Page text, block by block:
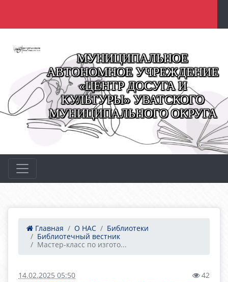
МУНИЦИПАЛЬНОЕ
АВТОНОМНОЕ УЧРЕЖДЕНИЕ
«ЦЕНТР ДОСУГА И
КУЛЬТУРЫ» УВАТСКОГО
МУНИЦИПАЛЬНОГО ОКРУГА
Главная О НАС
Библиотеки
Библиотечный вестник
Мастер-класс по изгото...
14.02.2025 05:50 42